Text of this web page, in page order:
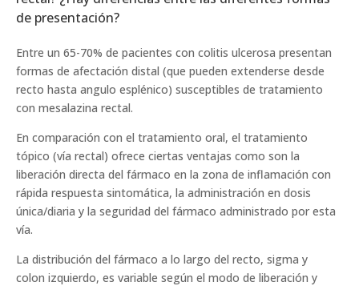
de presentación?
Entre un 65-70% de pacientes con colitis ulcerosa presentan
formas de afectación distal (que pueden extenderse desde
recto hasta angulo esplénico) susceptibles de tratamiento
con mesalazina rectal.
En comparación con el tratamiento oral, el tratamiento
tópico (vía rectal) ofrece ciertas ventajas como son la
liberación directa del fármaco en la zona de inflamación con
rápida respuesta sintomática, la administración en dosis
única/diaria y la seguridad del fármaco administrado por esta
vía.
La distribución del fármaco a lo largo del recto, sigma y
colon izquierdo, es variable según el modo de liberación y